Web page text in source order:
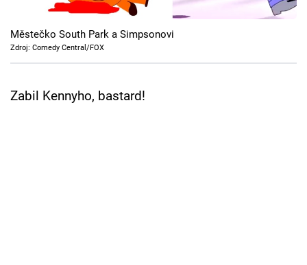
Pořady
TV Program
Městečko South Park a Simpsonovi
Zdroj: Comedy Central/FOX
Zabil Kennyho, bastard!